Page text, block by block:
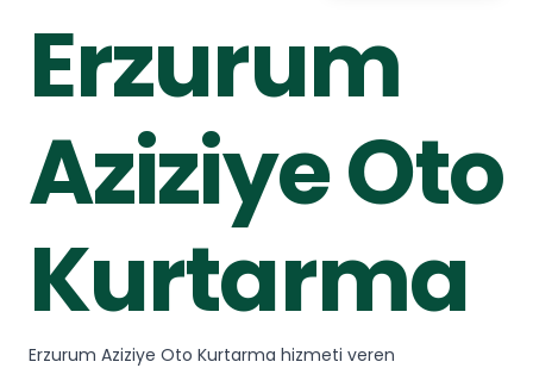
Erzurum
Aziziye Oto
Kurtarma
Erzurum Aziziye Oto Kurtarma hizmeti veren